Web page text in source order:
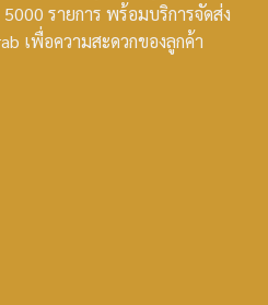
รายการ พร้อมบริการจัดส่ง
เพื่อความสะดวกของลูกค้า